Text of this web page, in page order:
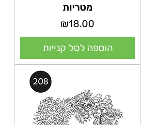
מטריות
מחיר
₪18.00
הוספה לסל קנייות